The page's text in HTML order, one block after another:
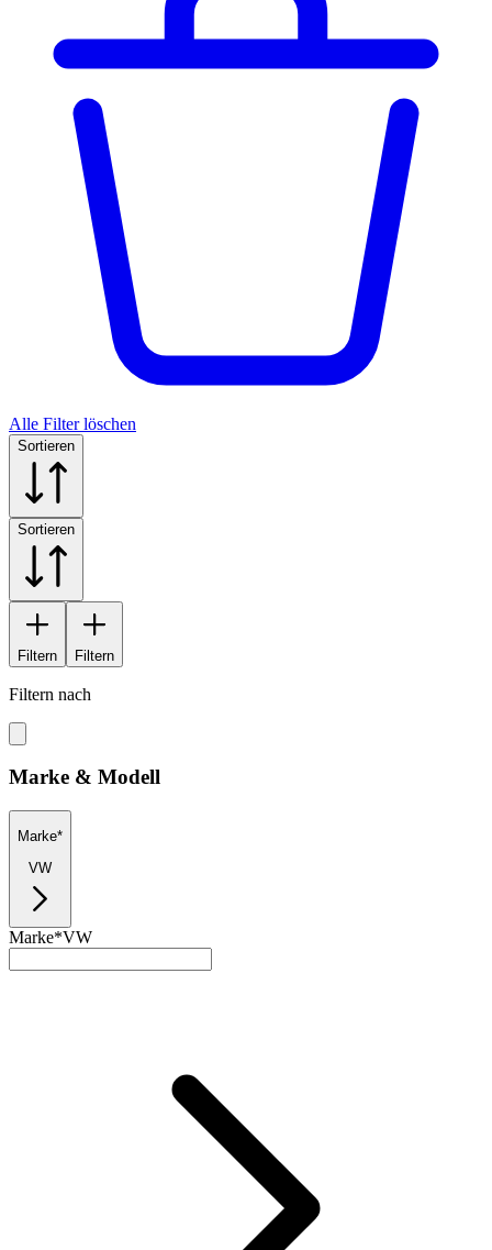
Alle Filter löschen
Sortieren
Sortieren
Filtern Filtern
Filtern nach
Marke & Modell
Marke*
VW
Marke*VW